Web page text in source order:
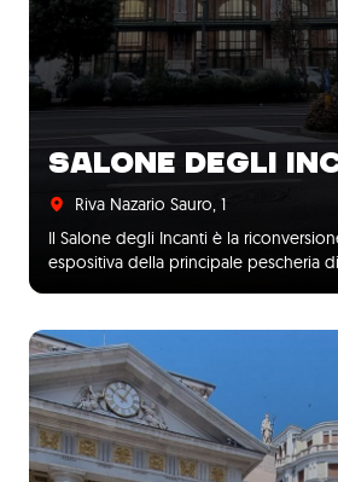
SALONE DEGLI
Riva Nazario Sauro, 1
Il Salone degli Incanti è la
espositiva della principale pescheria